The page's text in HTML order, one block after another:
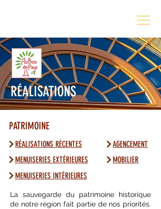
RÉALISATIONS
PATRIMOINE
RÉALISATIONS RÉCENTES
MENUISERIES EXTÉRIEURES
AGENCEMENT
MOBILIER
MENUISERIES INTÉRIEURES
La sauvegarde du patrimoine historique
de notre région fait partie de nos priorités.